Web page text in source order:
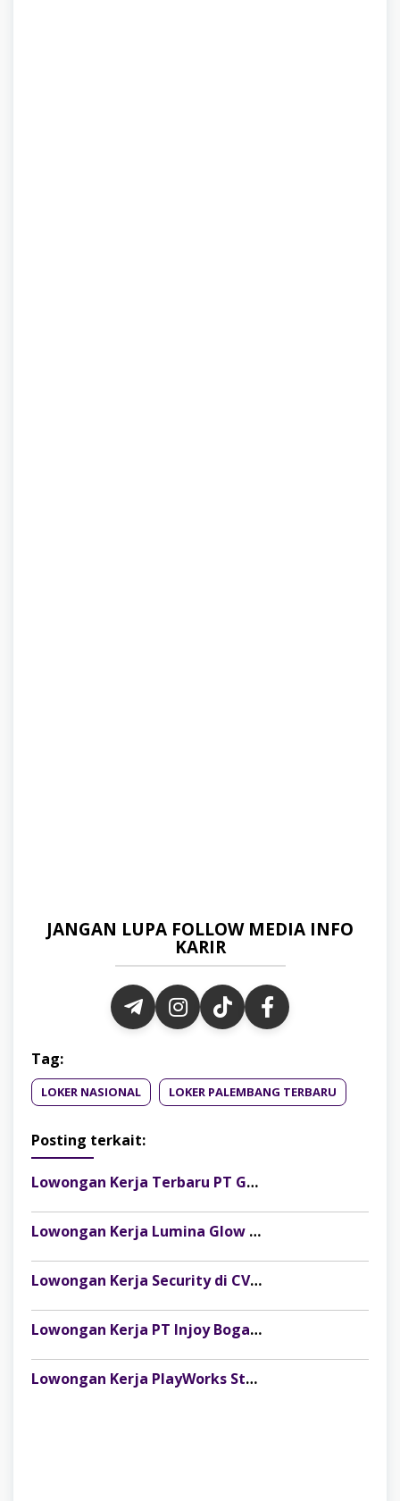
JANGAN LUPA FOLLOW MEDIA INFO
KARIR
Tag:
LOKER NASIONAL LOKER PALEMBANG TERBARU
Posting terkait:
Lowongan Kerja Terbaru PT Gelora Citra Kimia Abadi Palembang
Lowongan Kerja Lumina Glow Clinic & Salon Palembang Terbaru
Lowongan Kerja Security di CV Indosteel Sumber Berkat Palembang
Lowongan Kerja PT Injoy Boga Indonesia (Distributor Es Krim Aice Palembang)
Lowongan Kerja PlayWorks Store Palembang Trade Centre Terbaru